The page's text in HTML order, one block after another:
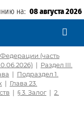
на: 08 августа 2026
(часть
| Раздел III.
| Подраздел 1.
| Глава 23.
| § 3. Залог | 2.